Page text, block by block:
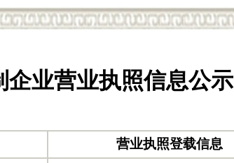
企业营业执照信息公示
营业执照登载信息